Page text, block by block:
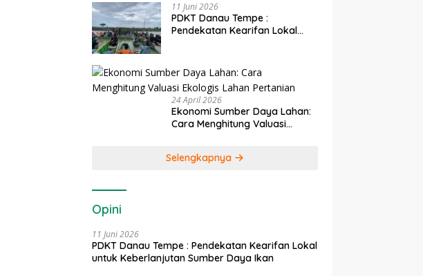
11 Juni 2026
PDKT Danau Tempe :
Pendekatan Kearifan Lokal
24 April 2026
Ekonomi Sumber Daya Lahan:
Cara Menghitung Valuasi
Selengkapnya
Opini
11 Juni 2026
PDKT Danau Tempe : Pendekatan Kearifan Lokal
untuk Keberlanjutan Sumber Daya Ikan